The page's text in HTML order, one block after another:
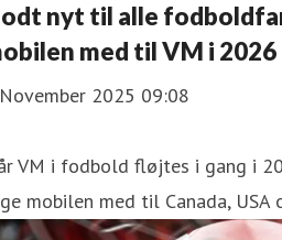
nyt til alle
med til VM i 2026
2025 09:08
VM i fodbold fløjtes i gang i
mobilen med til Canada, USA